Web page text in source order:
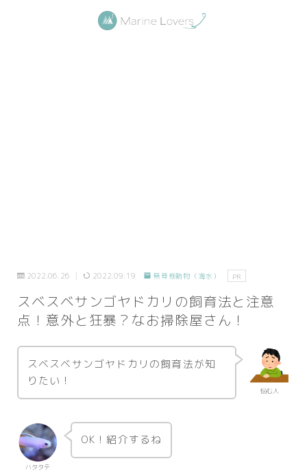
2022.06.26 2022.09.19 無脊椎動物（海水） PR
スベスベサンゴヤドカリの飼育法と注意
点！意外と狂暴？なお掃除屋さん！
悩む人
スベスベサンゴヤドカリの飼育法が知
りたい！
ハタタテ
OK！紹介するね